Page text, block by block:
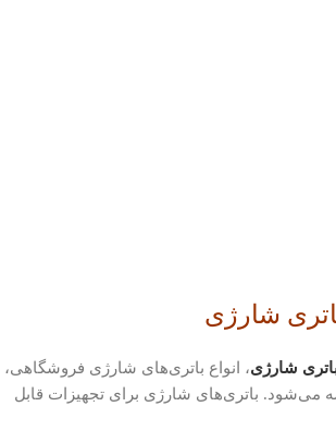
شارژی
شارژی، انواع باتری‌های شارژی فروشگاهی،
باتری‌های شارژی برای تجهیزات قابل